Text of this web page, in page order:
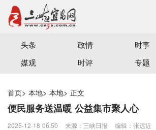
宜昌三峡融媒体中心主办
头条 政情 时事
媒观
时评 专题
首页> 本地> 本地> 正文
便民服务送温暖 公益集市聚人心
2025-12-18 06:50 来源：三峡日报 编辑：张远近